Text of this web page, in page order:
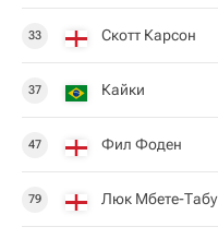
33 Скотт Карсон
37 Кайки
47 Фил Фоден
79 Люк Мбете-Табу